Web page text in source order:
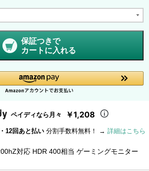
保証つきで
カートに入れる
ペイディなら月々 ￥1,208
12回あと払い 分割手数料無料！ → 詳細はこちら
対応 HDR 400相当 ゲーミングモニター